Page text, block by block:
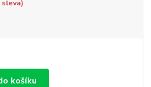
košíku